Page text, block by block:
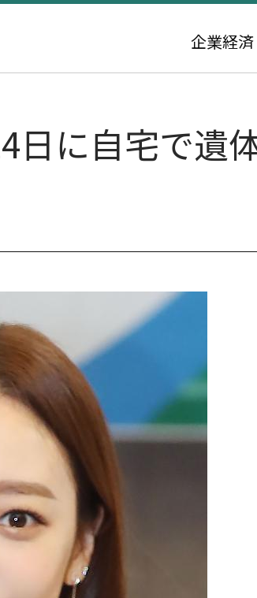
企業経済
日に自宅で遺